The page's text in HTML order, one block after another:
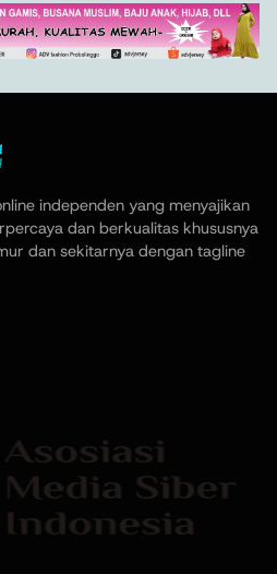
independen yang menyajikan
dan berkualitas khususnya
dan sekitarnya dengan tagline